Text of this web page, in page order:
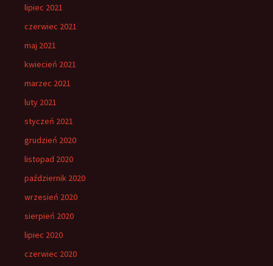
lipiec 2021
czerwiec 2021
maj 2021
kwiecień 2021
marzec 2021
luty 2021
styczeń 2021
grudzień 2020
listopad 2020
październik 2020
wrzesień 2020
sierpień 2020
lipiec 2020
czerwiec 2020